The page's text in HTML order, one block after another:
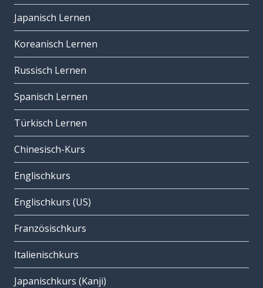
Japanisch Lernen
Koreanisch Lernen
Russisch Lernen
Spanisch Lernen
Türkisch Lernen
Chinesisch-Kurs
Englischkurs
Englischkurs (US)
Französischkurs
Italienischkurs
Japanischkurs (Kanji)